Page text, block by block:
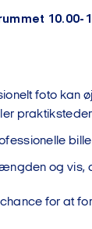
10.00-
foto kan
praktiksteder
og vis,
for at